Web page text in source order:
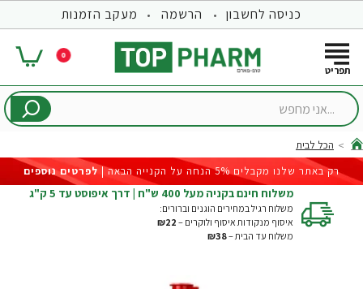
כניסה לחשבון הרשמה מעקב הזמנות
0
...אני
home
הכל לבית
רק באתר שלנו מקבלים 5% הנחה על הקנייה הבאה |
לפרטים נוספים
משלוח חינם בקניה מעל 400 ש"ח | דרך איפוסט עד 5 ק"ג
משלוח רגיל במחירים הוגנים וברורים:
איסוף מנקודות איסוף ולוקרים – ₪22
משלוח עד הבית –₪38